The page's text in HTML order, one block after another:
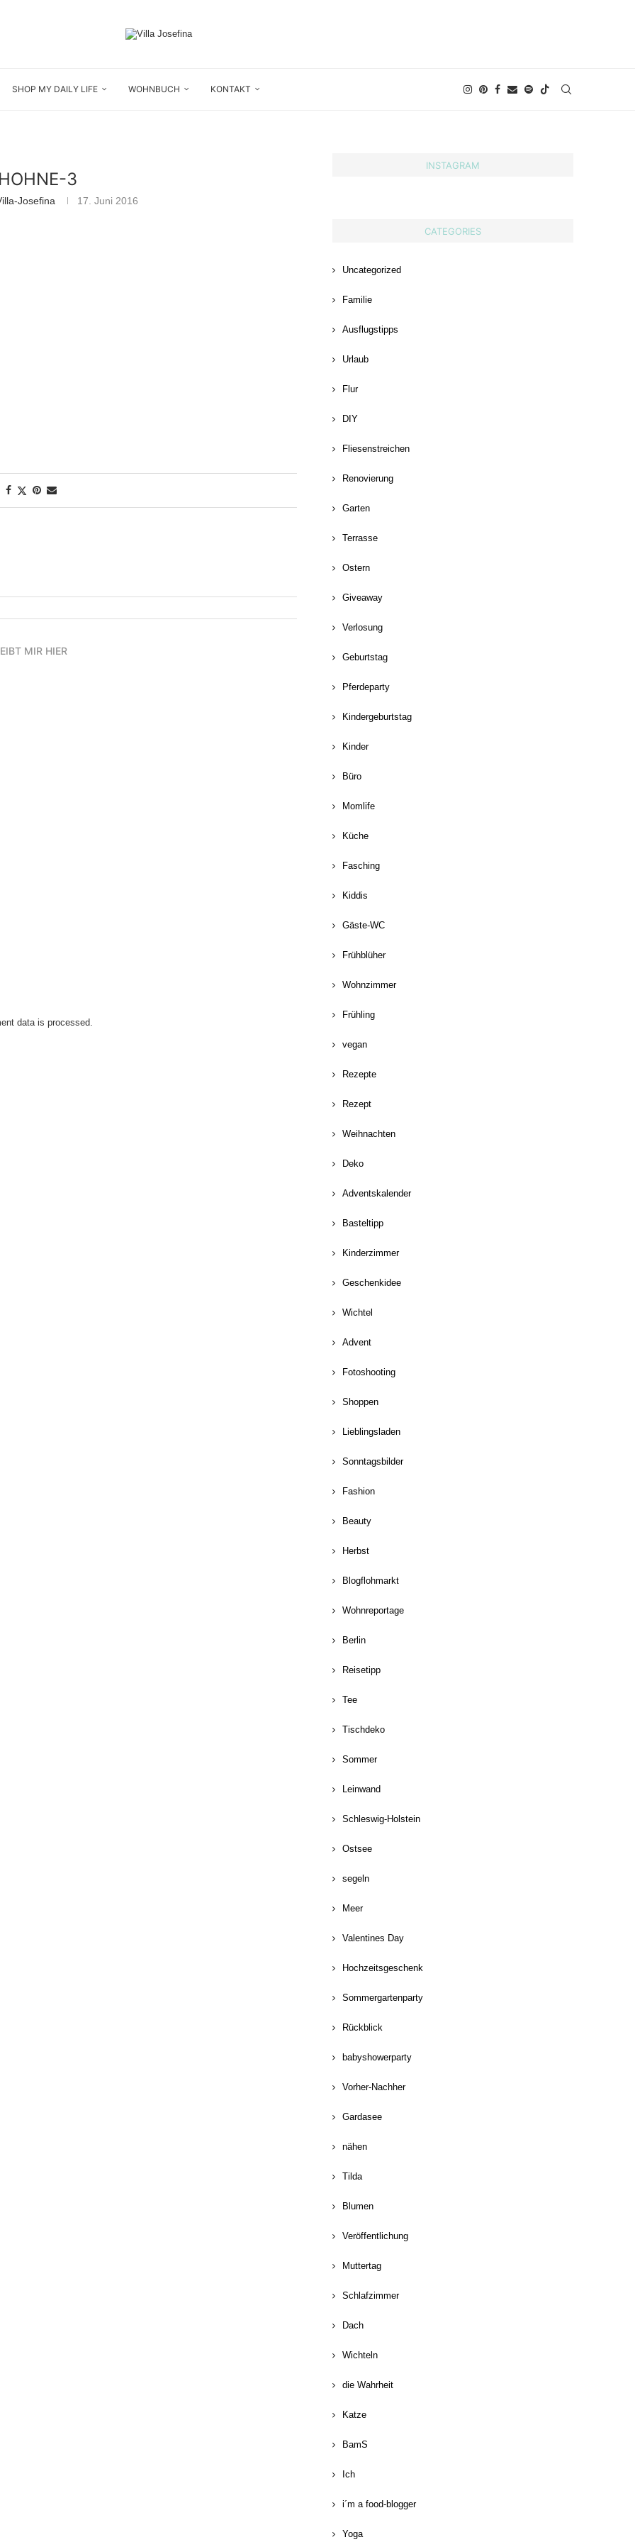
SHOP MY DAILY LIFE WOHNBUCH KONTAKT
3
Josefina 17. Juni 2016
MIR HIER
data is processed.
INSTAGRAM
CATEGORIES
Uncategorized
Familie
Ausflugstipps
Urlaub
Flur
DIY
Fliesenstreichen
Renovierung
Garten
Terrasse
Ostern
Giveaway
Verlosung
Geburtstag
Pferdeparty
Kindergeburtstag
Kinder
Büro
Momlife
Küche
Fasching
Kiddis
Gäste-WC
Frühblüher
Wohnzimmer
Frühling
vegan
Rezepte
Rezept
Weihnachten
Deko
Adventskalender
Basteltipp
Kinderzimmer
Geschenkidee
Wichtel
Advent
Fotoshooting
Shoppen
Lieblingsladen
Sonntagsbilder
Fashion
Beauty
Herbst
Blogflohmarkt
Wohnreportage
Berlin
Reisetipp
Tee
Tischdeko
Sommer
Leinwand
Schleswig-Holstein
Ostsee
segeln
Meer
Valentines Day
Hochzeitsgeschenk
Sommergartenparty
Rückblick
babyshowerparty
Vorher-Nachher
Gardasee
nähen
Tilda
Blumen
Veröffentlichung
Muttertag
Schlafzimmer
Dach
Wichteln
die Wahrheit
Katze
BamS
Ich
i´m a food-blogger
Yoga